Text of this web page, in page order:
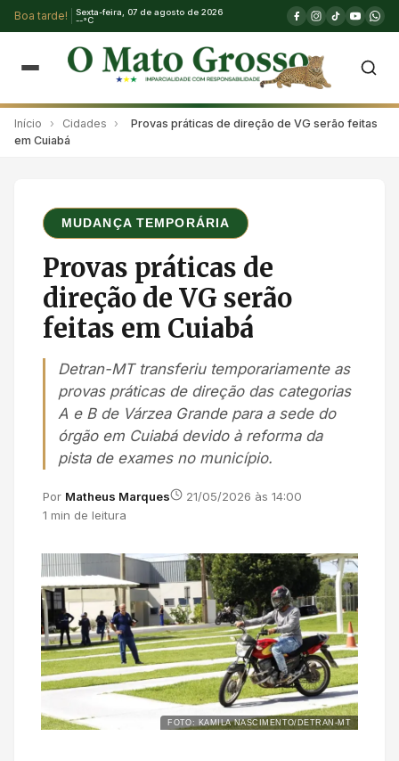
Boa tarde!
Sexta-feira, 07 de agosto de 2026
--°C
Início › Cidades ›
Provas práticas de direção de VG serão feitas
em Cuiabá
MUDANÇA TEMPORÁRIA
Provas práticas de
direção de VG serão
feitas em Cuiabá
Detran-MT transferiu temporariamente as
provas práticas de direção das categorias
A e B de Várzea Grande para a sede do
órgão em Cuiabá devido à reforma da
pista de exames no município.
Por Matheus Marques
21/05/2026 às 14:00
1 min de leitura
FOTO: KAMILA NASCIMENTO/DETRAN-MT